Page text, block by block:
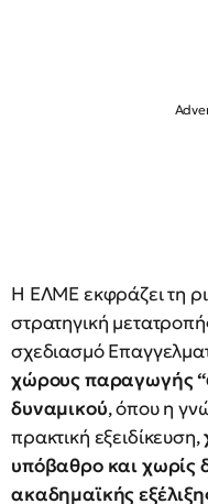
Η ΕΛΜΕ εκφράζει τη
στρατηγική
σχεδιασμό
χώρους παραγωγής
δυναμικού, όπου η
πρακτική εξειδίκευση,
υπόβαθρο και χωρίς
ακαδημαϊκής